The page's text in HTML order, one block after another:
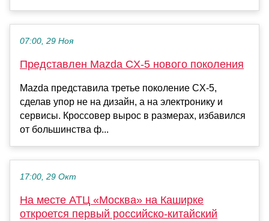
07:00, 29 Ноя
Представлен Mazda CX-5 нового поколения
Mazda представила третье поколение CX-5,
сделав упор не на дизайн, а на электронику и
сервисы. Кроссовер вырос в размерах, избавился
от большинства ф...
17:00, 29 Окт
На месте АТЦ «Москва» на Каширке
откроется первый российско-китайский